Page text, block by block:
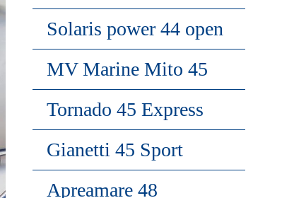
Solaris power 44 open
MV Marine Mito 45
Tornado 45 Express
Gianetti 45 Sport
Apreamare 48